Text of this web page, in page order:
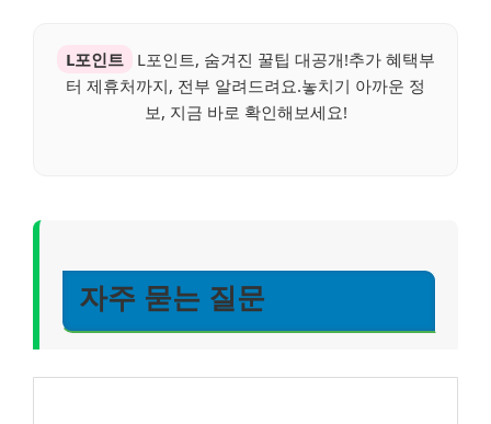
L포인트
L포인트, 숨겨진 꿀팁 대공개!추가 혜택부
터 제휴처까지, 전부 알려드려요.놓치기 아까운 정
보, 지금 바로 확인해보세요!
자주 묻는 질문